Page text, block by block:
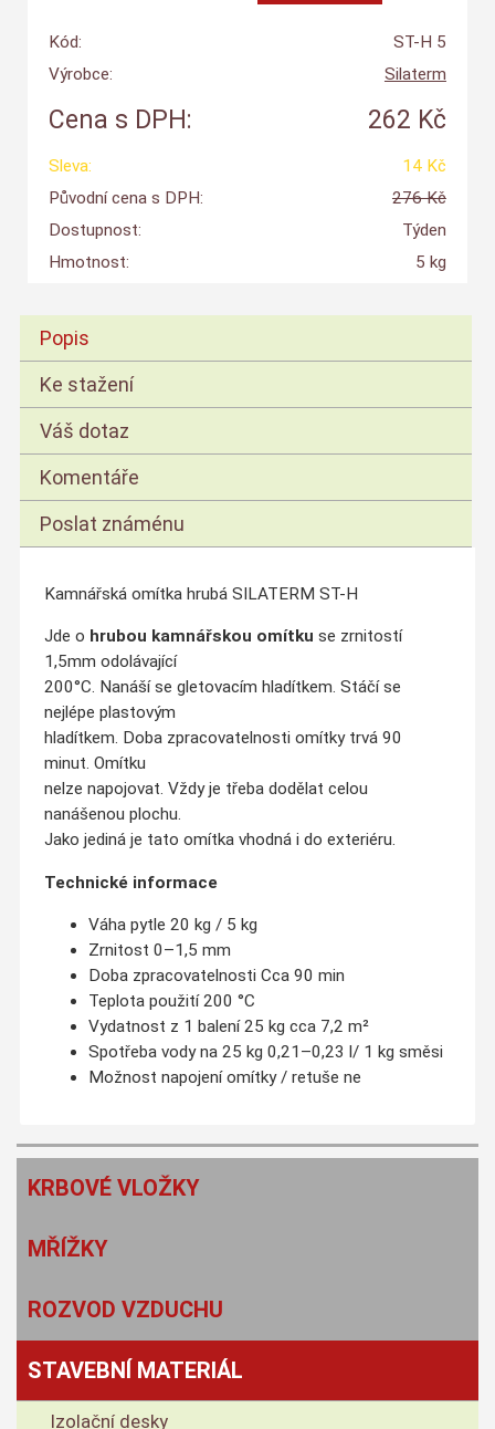
Kód:
ST-H 5
Výrobce:
Silaterm
Cena s DPH: 262 Kč
Sleva:
14 Kč
Původní cena s DPH:
276 Kč
Dostupnost:
Týden
Hmotnost:
5 kg
Popis
Ke stažení
Váš dotaz
Komentáře
Poslat známénu
Kamnářská omítka hrubá SILATERM ST-H
Jde o hrubou kamnářskou omítku se zrnitostí
1,5mm odolávající
200°C. Nanáší se gletovacím hladítkem. Stáčí se
nejlépe plastovým
hladítkem. Doba zpracovatelnosti omítky trvá 90
minut. Omítku
nelze napojovat. Vždy je třeba dodělat celou
nanášenou plochu.
Jako jediná je tato omítka vhodná i do exteriéru.
Technické informace
Váha pytle 20 kg / 5 kg
Zrnitost 0–1,5 mm
Doba zpracovatelnosti Cca 90 min
Teplota použití 200 °C
Vydatnost z 1 balení 25 kg cca 7,2 m²
Spotřeba vody na 25 kg 0,21–0,23 l/ 1 kg směsi
Možnost napojení omítky / retuše ne
KRBOVÉ VLOŽKY
MŘÍŽKY
ROZVOD VZDUCHU
STAVEBNÍ MATERIÁL
Izolační desky